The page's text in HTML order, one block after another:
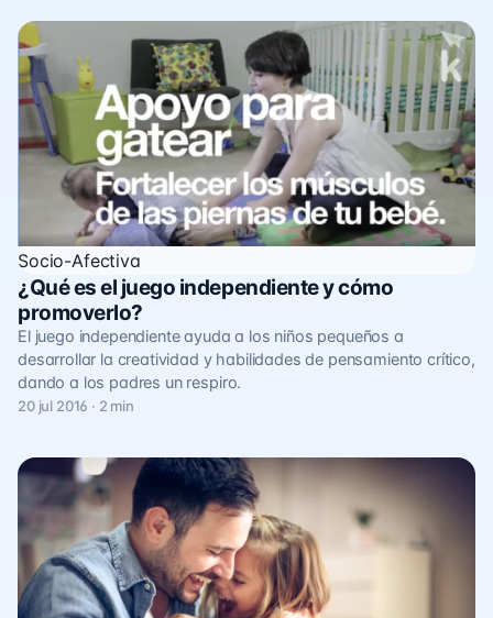
Socio-Afectiva
¿Qué es el juego independiente y cómo
promoverlo?
El juego independiente ayuda a los niños pequeños a
desarrollar la creatividad y habilidades de pensamiento crítico,
dando a los padres un respiro.
20 jul 2016 · 2 min